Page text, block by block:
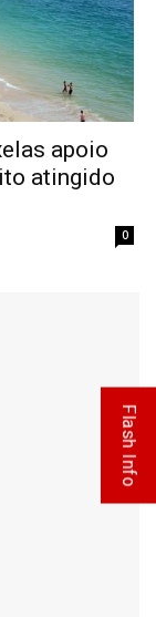
apoio
atingido
0
Flash Info